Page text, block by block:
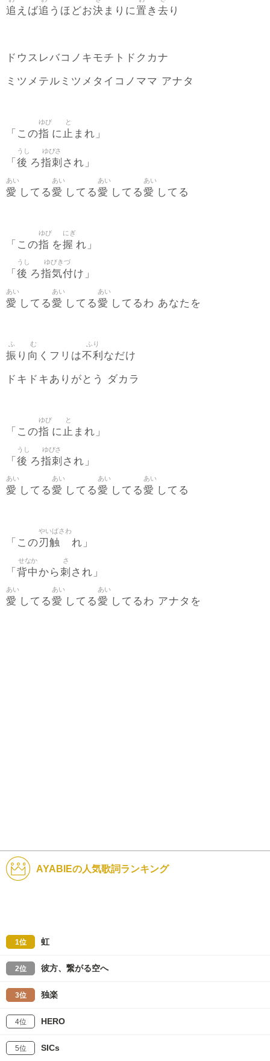
追 えば追 うほどお決 まりに置 き 去 り
ドウスレバコノキモチトドクカナ
ミツメテルミツメタイコノママ アナタ
「この指
ゆび
に止
と
まれ」
「 後
うし
ろ指刺
ゆびさ
され」
愛
あい
してる愛
あい
してる愛
あい
してる愛
あい
してる
「この指
ゆび
を握
にぎ
れ」
「 後
うし
ろ指気付
ゆびきづ
け」
愛
あい
してる愛
あい
してる愛
あい
してるわ あなたを
振
ふ
り 向
む
くフリは不利
ふり
なだけ
ドキドキありがとう ダカラ
「この指
ゆび
に止
と
まれ」
「 後
うし
ろ指刺
ゆびさ
され」
愛
あい
してる愛
あい
してる愛
あい
してる愛
あい
してる
「この刃触
やいばさわ
れ」
「 背中
せなか
から刺
さ
され」
愛
あい
してる愛
あい
してる愛
あい
してるわ アナタを
AYABIEの人気歌詞ランキング
1位 虹
2位 彼方、繋がる空へ
3位 独楽
4位 HERO
5位 SICs